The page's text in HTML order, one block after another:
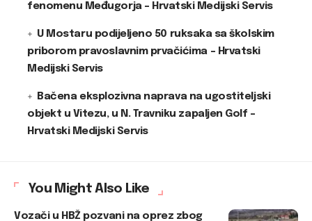
fenomenu Međugorja – Hrvatski Medijski Servis
U Mostaru podijeljeno 50 ruksaka sa školskim
priborom pravoslavnim prvačićima – Hrvatski
Medijski Servis
Bačena eksplozivna naprava na ugostiteljski
objekt u Vitezu, u N. Travniku zapaljen Golf –
Hrvatski Medijski Servis
You Might Also Like
Vozači u HBŽ pozvani na oprez zbog